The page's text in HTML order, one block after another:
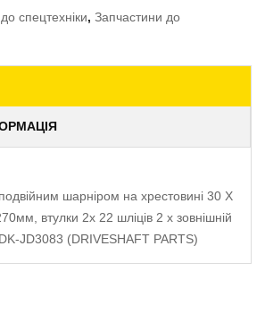
спецтехніки, Запчастини до
шарніром на хрестовині 30 X
втулки 2x 22 шліців 2 x зовнішній
JD3083 (DRIVESHAFT PARTS)